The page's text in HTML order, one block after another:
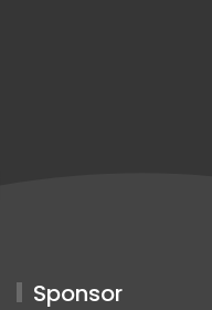
Sponsor